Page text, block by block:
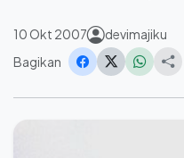
10 Okt 2007
devimajiku
Bagikan